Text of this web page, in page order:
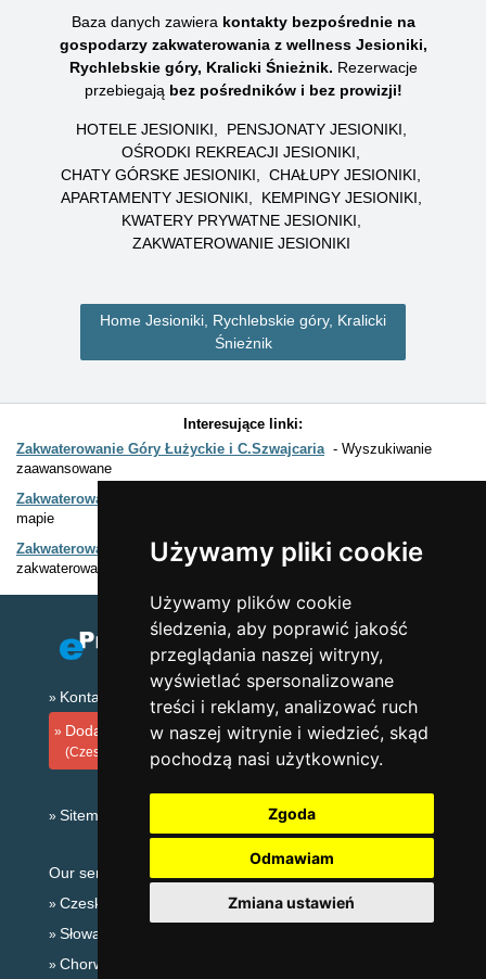
Używamy pliki cookie
Używamy plików cookie
śledzenia, aby poprawić jakość
przeglądania naszej witryny,
wyświetlać spersonalizowane
treści i reklamy, analizować ruch
w naszej witrynie i wiedzieć, skąd
pochodzą nasi użytkownicy.
Zgoda
Odmawiam
Zmiana ustawień
Baza danych zawiera kontakty bezpośrednie na
gospodarzy zakwaterowania z wellness Jesioniki,
Rychlebskie góry, Kralicki Śnieżnik. Rezerwacje
przebiegają bez pośredników i bez prowizji!
HOTELE JESIONIKI
PENSJONATY JESIONIKI
OŚRODKI REKREACJI JESIONIKI
CHATY GÓRSKE JESIONIKI
CHAŁUPY JESIONIKI
APARTAMENTY JESIONIKI
KEMPINGY JESIONIKI
KWATERY PRYWATNE JESIONIKI
ZAKWATEROWANIE JESIONIKI
Home Jesioniki, Rychlebskie góry, Kralicki
Śnieżnik
Interesujące linki:
Zakwaterowanie Góry Łużyckie i C.Szwajcaria
Wyszukiwanie
zaawansowane
Zakwaterowanie na mapach
mapie
Zakwaterowanie Góry Łużyckie i C.Szwajcaria
Katalog
zakwaterowania
Kontakt
Dodaj zakwaterowanie
(Czeski)
Sitemap
Our servers:
Czeskie Góry
Słowackie góry
Chorwacja